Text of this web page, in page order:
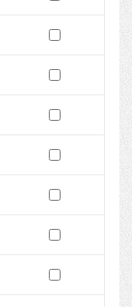
Pokaż podgląd wersji z dnia
Zaznacz wersję do
Pokaż podgląd wersji z dnia
Zaznacz wersję do
Pokaż podgląd wersji z dnia
Zaznacz wersję do
Pokaż podgląd wersji z dnia
Zaznacz wersję do
Pokaż podgląd wersji z dnia
Zaznacz wersję do
Pokaż podgląd wersji z dnia
Zaznacz wersję do
Pokaż podgląd wersji z dnia
Zaznacz wersję do